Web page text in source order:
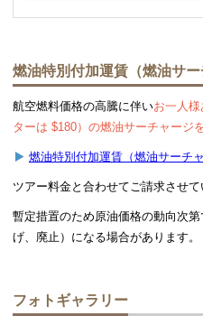
燃油特別付加運賃（燃油サー
航空燃料価格の高騰に伴いお一人様
ターは $180）の燃油サーチャージ
燃油特別付加運賃（燃油サーチ
ツアー料金と合わせてご請求させて
暫定措置のため原油価格の動向次
げ、廃止）になる場合があります。
フォトギャラリー